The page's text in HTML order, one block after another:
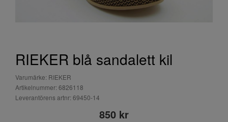
RIEKER blå sandalett kil
Varumärke: RIEKER
Artikelnummer: 6826118
Leverantörens artnr: 69450-14
850 kr